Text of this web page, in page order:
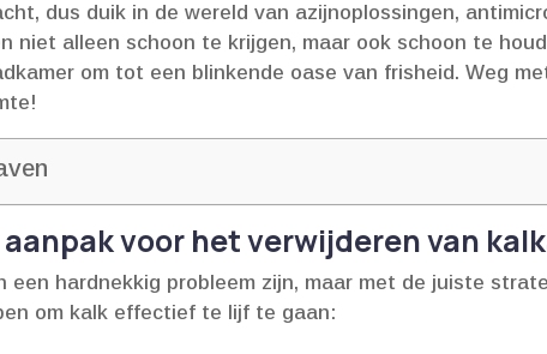
dus duik in de wereld van azijnoplossingen,
niet alleen schoon te krijgen, maar ook schoon te
om tot een blinkende oase van frisheid.​ Weg
voor het verwijderen van
een hardnekkig probleem zijn, maar met de juiste
om kalk effectief te lijf te gaan: